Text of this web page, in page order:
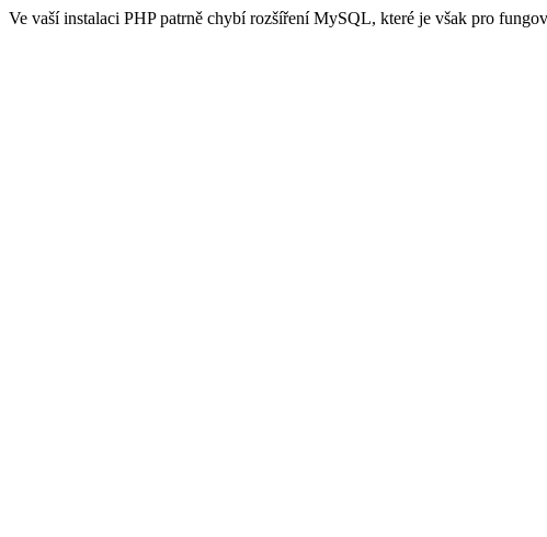
Ve vaší instalaci PHP patrně chybí rozšíření MySQL, které je však pro